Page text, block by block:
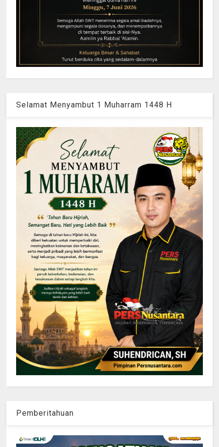
Selamat Menyambut 1 Muharram 1448 H
Pemberitahuan